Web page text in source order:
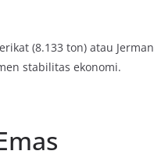
(8.133 ton) atau Jerman
stabilitas ekonomi.